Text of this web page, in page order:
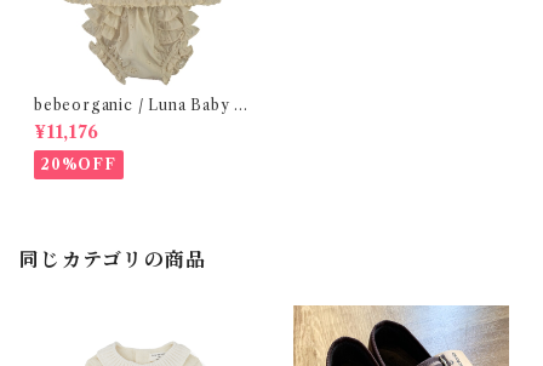
bebeorganic / Luna Baby S
et Antique Lace(12ｍ)
¥11,176
20%OFF
同じカテゴリの商品